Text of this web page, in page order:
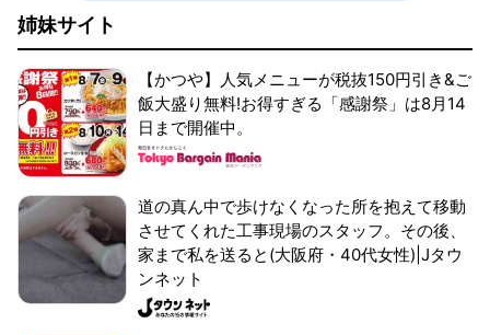
姉妹サイト
【かつや】人気メニューが税抜150円引き&ご
飯大盛り無料!お得すぎる「感謝祭」は8月14
日まで開催中。
道の真ん中で歩けなくなった所を抱えて移動
させてくれた工事現場のスタッフ。その後、
家まで私を送ると(大阪府・40代女性)|Jタウ
ンネット